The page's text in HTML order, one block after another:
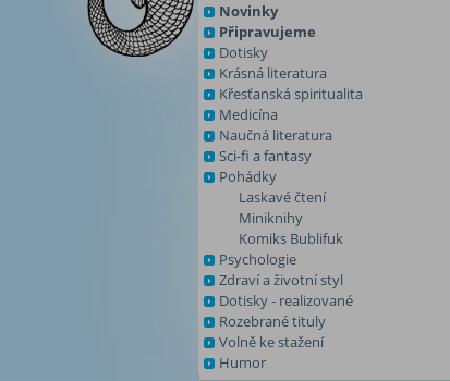
Novinky
Připravujeme
Dotisky
Krásná literatura
Křesťanská spiritualita
Medicína
Naučná literatura
Sci-fi a fantasy
Pohádky
Laskavé čtení
Miniknihy
Komiks Bublifuk
Psychologie
Zdraví a životní styl
Dotisky - realizované
Rozebrané tituly
Volně ke stažení
Humor